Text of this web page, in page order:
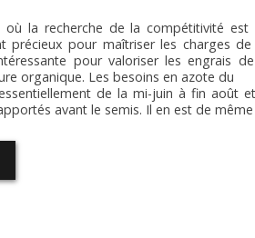
où la recherche de la compétitivité
précieux pour maîtriser les charges
pour valoriser les engrais
organique. Les besoins en azote du
de la mi-juin à fin août
avant le semis. Il en est de